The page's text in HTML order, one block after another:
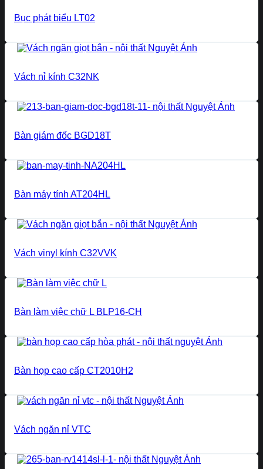
Bục phát biểu LT02
Vách nỉ kính C32NK
Bàn giám đốc BGD18T
Bàn máy tính AT204HL
Vách vinyl kính C32VVK
Bàn làm việc chữ L BLP16-CH
Bàn họp cao cấp CT2010H2
Vách ngăn nỉ VTC